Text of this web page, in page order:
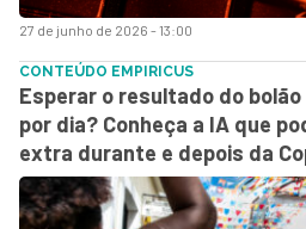
27 de junho de 2026 - 13:00
CONTEÚDO EMPIRICUS
Esperar o resultado do bolão
por dia? Conheça a IA que
extra durante e depois da